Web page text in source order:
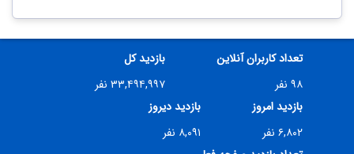
تعداد کاربران آنلاین
۹۸ نفر
بازدید کل
۳۳,۴۹۴,۹۹۷ نفر
بازدید امروز
۶,۸۰۲ نفر
بازدید دیروز
۸,۰۹۱ نفر